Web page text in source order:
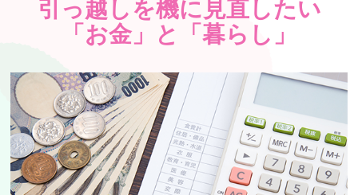
引っ越しを機に見直したい
「お金」と「暮らし」